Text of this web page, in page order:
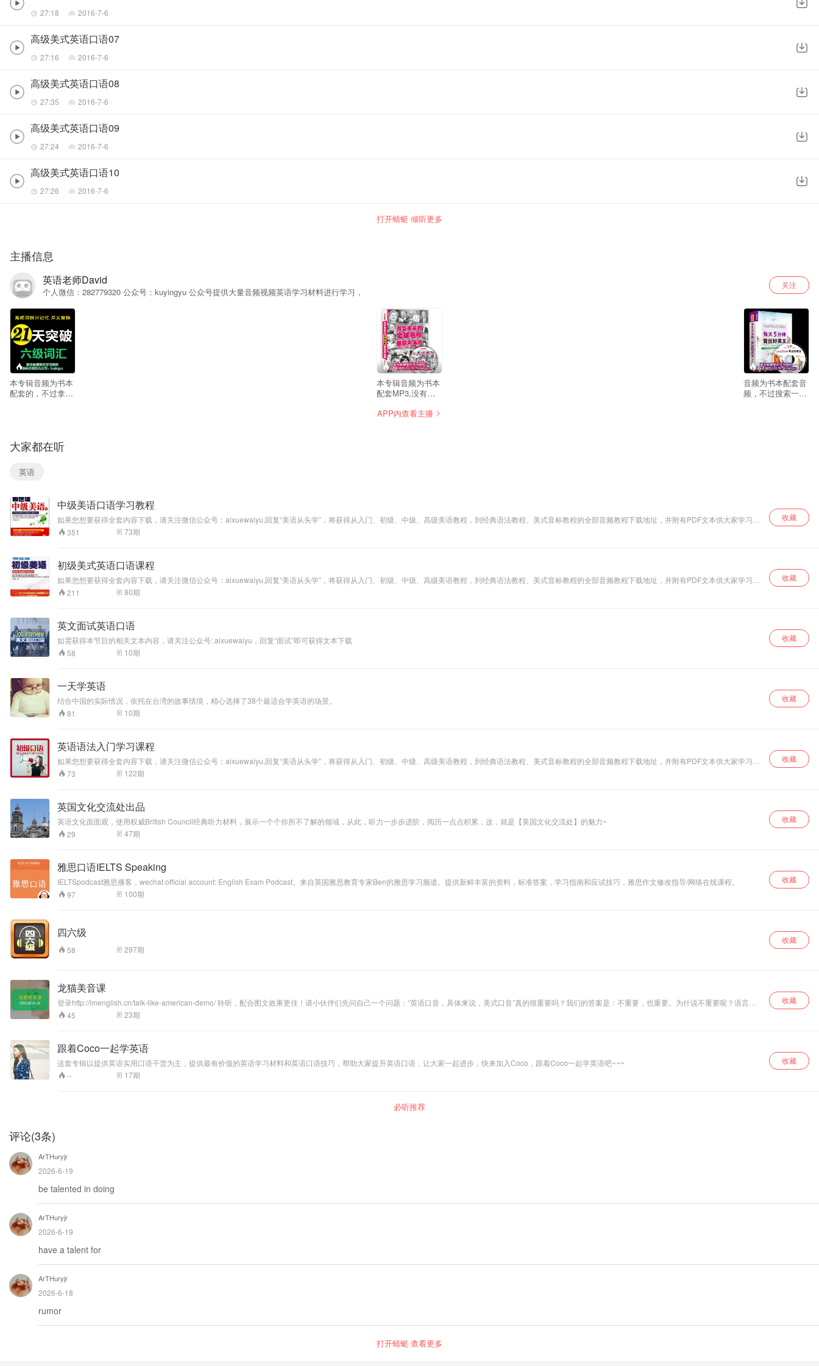
27:18 2016-7-6
高级美式英语口语07
27:16 2016-7-6
高级美式英语口语08
27:35 2016-7-6
高级美式英语口语09
27:24 2016-7-6
高级美式英语口语10
27:26 2016-7-6
打开蜻蜓 倾听更多
主播信息
英语老师David
个人微信：282779320 公众号：kuyingyu 公众号提供大量音频视频英语学习材料进行学习，
关注
--
本专辑音频为书本
配套的，不过拿来
注微信公众号：
aixuewaiyu,,回
汇”即可获得下载链
26
本专辑音频为书本
配套MP3,没有文
网络搜索一下。如
67
音频为书本配套音
频，不过搜索一下
APP内查看主播
大家都在听
英语
中级美语口语学习教程
如果您想要获得全套内容下载，请关注微信公众号：aixuewaiyu,回复“美语从头学”，将获得从入门、初级、中级、高级美语教程，到经典语法教程、美式音标教程的全部音频教程下载地址，并附有PDF文本供大家学习
哦！351 73期
收藏
初级美式英语口语课程
如果您想要获得全套内容下载，请关注微信公众号：aixuewaiyu,回复“美语从头学”，将获得从入门、初级、中级、高级美语教程，到经典语法教程、美式音标教程的全部音频教程下载地址，并附有PDF文本供大家学习
哦！211 80期
收藏
英文面试英语口语
如需获得本节目的相关文本内容，请关注公众号: aixuewaiyu，回复“面试”即可获得文本下载
58
10期
收藏
一天学英语
结合中国的实际情况，依托在台湾的故事情境，精心选择了38个最适合学英语的场景。
81
10期
收藏
英语语法入门学习课程
如果您想要获得全套内容下载，请关注微信公众号：aixuewaiyu,回复“美语从头学”，将获得从入门、初级、中级、高级美语教程，到经典语法教程、美式音标教程的全部音频教程下载地址，并附有PDF文本供大家学习
哦！73 122期
收藏
英国文化交流处出品
英语文化面面观，使用权威British Council经典听力材料，展示一个个你所不了解的领域，从此，听力一步步进阶，阅历一点点积累，这，就是【英国文化交流处】的魅力~
29
47期
收藏
雅思口语IELTS Speaking
IELTSpodcast雅思播客，wechat official account: English Exam Podcast。来自英国雅思教育专家Ben的雅思学习频道。提供新鲜丰富的资料，标准答案，学习指南和应试技巧，雅思作文修改指导/网络在线课程。
97
100期
收藏
四六级
58 297期
收藏
龙猫美音课
登录http://lmenglish.cn/talk-like-american-demo/ 聆听，配合图文效果更佳！请小伙伴们先问自己一个问题：“英语口音，具体来说，美式口音”真的很重要吗？我们的答案是：不重要，也重要。为什说不重要呢？语言是
一个工具，如果你已经能够将英语应用在生活和学习中，它变成了你的翅膀和助跑器，那么有一点中国口音又有什么关系呢？况且如果每个人都长得一模一样，张口说的英语都是一样的味道，那未免也太无聊了吧！【龙
猫美音课】：– 涵盖语音语调，单个词发音要点，美音特征音，连读，重弱读等标准美音方方面面– 专门针对中国人发音问题，中英文细致讲解– 每堂课仅10分钟左右– 每周更新预2堂课，课程总更新与学习周期为2-3个
45 23期
收藏
跟着Coco一起学英语
这套专辑以提供英语实用口语干货为主，提供最有价值的英语学习材料和英语口语技巧，帮助大家提升英语口语，让大家一起进步，快来加入Coco，跟着Coco一起学英语吧~~~
--
17期
收藏
必听推荐
评论(3条)
ArTHuryjr
2026-6-19
be talented in doing
ArTHuryjr
2026-6-19
have a talent for
ArTHuryjr
2026-6-18
rumor
打开蜻蜓 查看更多